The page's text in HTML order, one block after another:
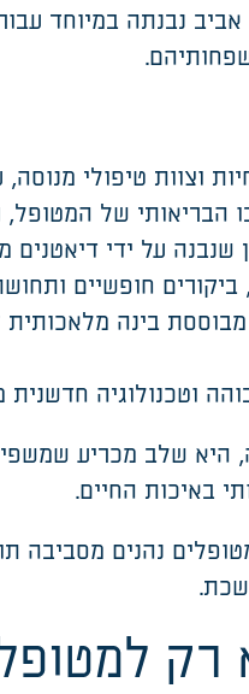
נבנתה במיוחד
.
וצוות טיפולי
הבריאותי של המטופל,
שנבנה על ידי
ביקורים חופשיים
בינה מלאכותית
וטכנולוגיה
, היא שלב מכריע
באיכות החיים.
נהנים מסביבה
.
רק